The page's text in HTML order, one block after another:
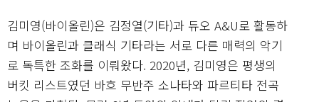
김미영(바이올린)은 김정열(기타)과 듀오 A&U로 활동하
며 바이올린과 클래식 기타라는 서로 다른 매력의 악기
로 독특한 조화를 이뤄왔다. 2020년, 김미영은 평생의
버킷 리스트였던 바흐 무반주 소나타와 파르티타 전곡